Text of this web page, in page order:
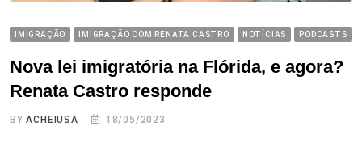
IMIGRAÇÃO IMIGRAÇÃO COM RENATA CASTRO NOTÍCIAS PODCASTS
Nova lei imigratória na Flórida, e agora?
Renata Castro responde
BYACHEIUSA 18/05/2023